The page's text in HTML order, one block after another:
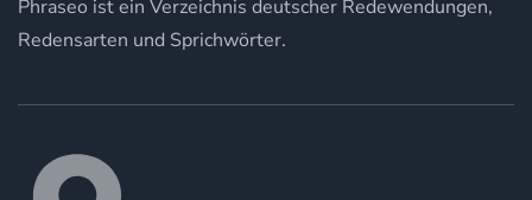
Phraseo ist ein Verzeichnis deutscher Redewendungen,
Redensarten und Sprichwörter.